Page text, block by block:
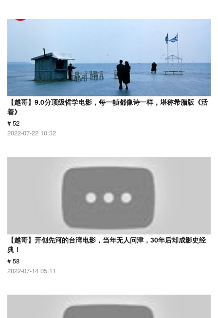
【越哥】9.0分顶级哲学电影，每一帧都像诗一样，堪称希腊版《活
着》
# 52
2022-07-22 10:32
【越哥】开创先河的台湾电影，当年无人问津，30年后却成影史经
典！
# 58
2022-07-14 05:11